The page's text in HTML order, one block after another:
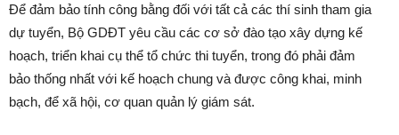
Để đảm bảo tính công bằng đối với tất cả các thí sinh tham gia
dự tuyển, Bộ GDĐT yêu cầu các cơ sở đào tạo xây dựng kế
hoạch, triển khai cụ thể tổ chức thi tuyển, trong đó phải đảm
bảo thống nhất với kế hoạch chung và được công khai, minh
bạch, để xã hội, cơ quan quản lý giám sát.